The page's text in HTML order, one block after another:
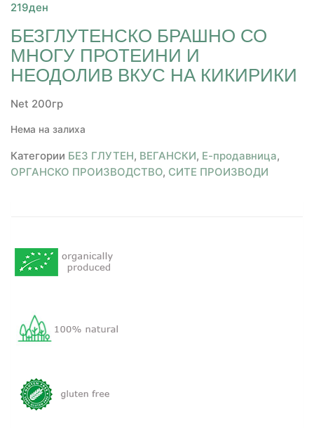
219ден
БЕЗГЛУТЕНСКО БРАШНО СО
МНОГУ ПРОТЕИНИ И
НЕОДОЛИВ ВКУС НА КИКИРИКИ
Net 200гр
Нема на залиха
Категории БЕЗ ГЛУТЕН, ВЕГАНСКИ, Е-продавница,
ОРГАНСКО ПРОИЗВОДСТВО, СИТЕ ПРОИЗВОДИ